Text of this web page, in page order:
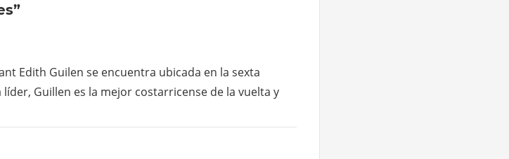
Edith Guilen se encuentra ubicada en la sexta
Guillen es la mejor costarricense de la vuelta y